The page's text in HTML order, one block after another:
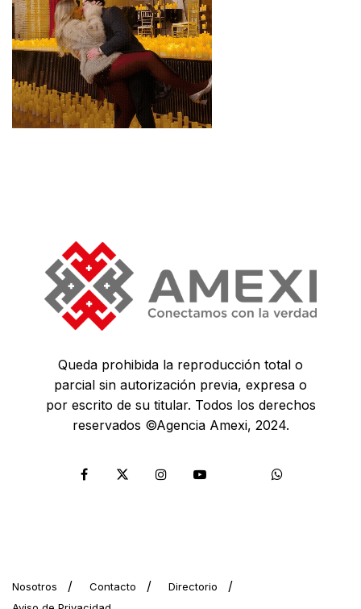
Queda prohibida la reproducción total o
parcial sin autorización previa, expresa o
por escrito de su titular. Todos los derechos
reservados ©Agencia Amexi, 2024.
Nosotros Contacto
Directorio